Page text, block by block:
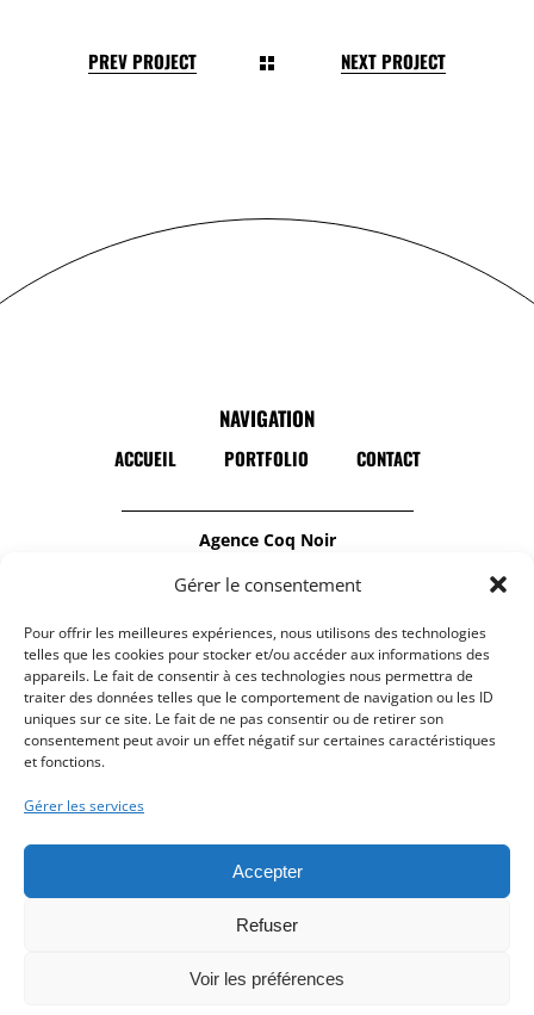
Gérer le consentement
Pour offrir les meilleures expériences, nous utilisons des technologies
telles que les cookies pour stocker et/ou accéder aux informations des
appareils. Le fait de consentir à ces technologies nous permettra de
traiter des données telles que le comportement de navigation ou les ID
uniques sur ce site. Le fait de ne pas consentir ou de retirer son
consentement peut avoir un effet négatif sur certaines caractéristiques
et fonctions.
Gérer les services
Accepter
Refuser
Voir les préférences
PREV PROJECT NEXT PROJECT
NAVIGATION
ACCUEIL PORTFOLIO CONTACT
Agence Coq Noir
Notre agence de communication est
production audiovisuelleetla création de
site internet responsive.
N’hésitez pas à nous contacter :
contact@coqnoir.fr
NIMES
Mentions légales|Politique de